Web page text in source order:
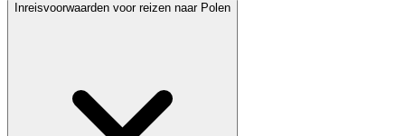
Inreisvoorwaarden voor reizen naar Polen